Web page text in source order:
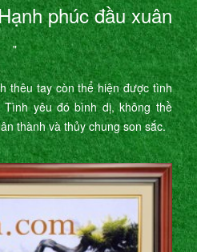
phúc đầu xuân
"
thêu tay còn thể hiện được tình
yêu đó bình dị, không thề
thành và thủy chung son sắc.